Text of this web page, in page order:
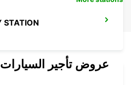
STATION
عروض تأجير